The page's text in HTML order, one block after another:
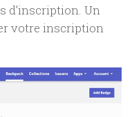
d’inscription. Un
votre inscription